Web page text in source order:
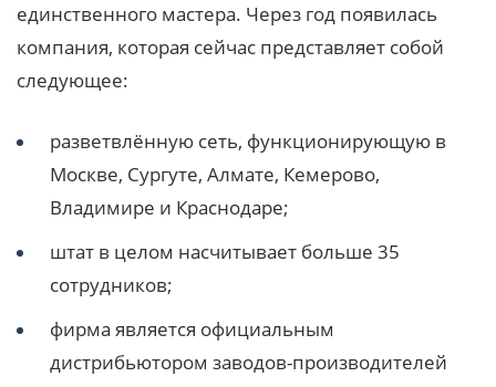
единственного мастера. Через год появилась
компания, которая сейчас представляет собой
следующее:
разветвлённую сеть, функционирующую в
Москве, Сургуте, Алмате, Кемерово,
Владимире и Краснодаре;
штат в целом насчитывает больше 35
сотрудников;
фирма является официальным
дистрибьютором заводов-производителей